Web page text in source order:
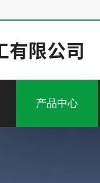
产品中心